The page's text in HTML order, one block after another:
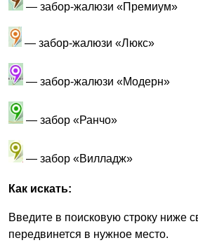
— забор-жалюзи «Премиум»
— забор-жалюзи «Люкс»
— забор-жалюзи «Модерн»
— забор «Ранчо»
— забор «Вилладж»
Как искать:
Введите в поисковую строку ниже
передвинется в нужное место.